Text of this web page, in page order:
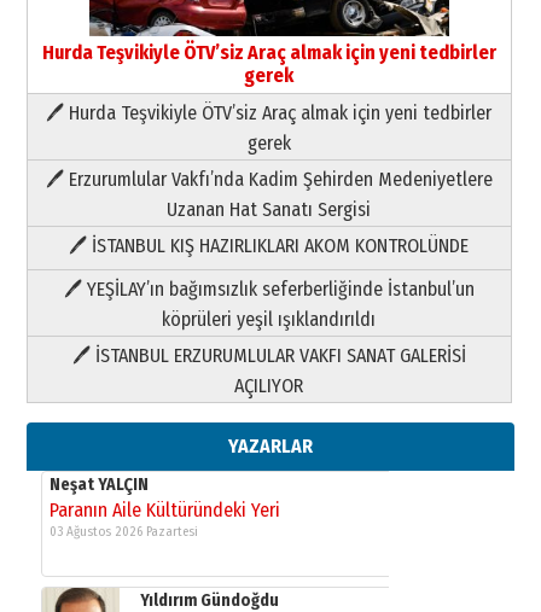
Hurda Teşvikiyle ÖTV’siz Araç almak için yeni tedbirler
gerek
🖊 Hurda Teşvikiyle ÖTV’siz Araç almak için yeni tedbirler
gerek
🖊 Erzurumlular Vakfı’nda Kadim Şehirden Medeniyetlere
Uzanan Hat Sanatı Sergisi
🖊 İSTANBUL KIŞ HAZIRLIKLARI AKOM KONTROLÜNDE
🖊 YEŞİLAY’ın bağımsızlık seferberliğinde İstanbul’un
köprüleri yeşil ışıklandırıldı
🖊 İSTANBUL ERZURUMLULAR VAKFI SANAT GALERİSİ
AÇILIYOR
YAZARLAR
Paranın Aile Kültüründeki Yeri
03 Ağustos 2026 Pazartesi
Yıldırım Gündoğdu
HAVVA’NIN ÜÇ KIZI
09 Temmuz 2026 Perşembe
Yusuf POLAT
Şampiyonluk Sebahattin Şirin’e
11 Mayıs 2026 Pazartesi
Neşat YALÇIN
Paranın Aile Kültüründeki Yeri
03 Ağustos 2026 Pazartesi
Yıldırım Gündoğdu